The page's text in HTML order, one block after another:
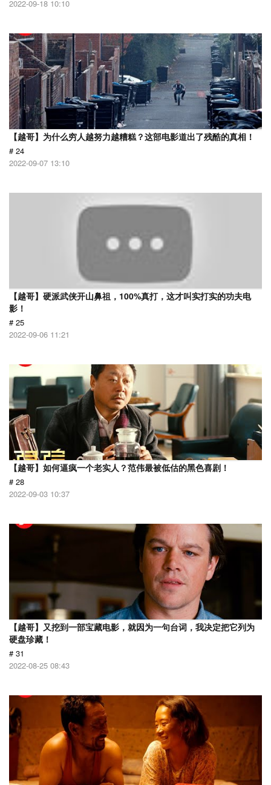
2022-09-18 10:10
【越哥】为什么穷人越努力越糟糕？这部电影道出了残酷的真相！
# 24
2022-09-07 13:10
【越哥】硬派武侠开山鼻祖，100%真打，这才叫实打实的功夫电
影！
# 25
2022-09-06 11:21
【越哥】如何逼疯一个老实人？范伟最被低估的黑色喜剧！
# 28
2022-09-03 10:37
【越哥】又挖到一部宝藏电影，就因为一句台词，我决定把它列为
硬盘珍藏！
# 31
2022-08-25 08:43